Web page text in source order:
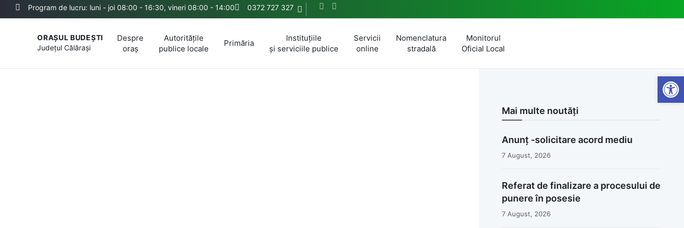
Program de lucru: luni - joi 08:00 - 16:30, vineri 08:00 - 14:00 0372 727 327
ORAȘUL BUDEȘTI
JudețulCălărași
Despre
oraș
Autoritățile
publice locale
Primăria
Instituțiile
și serviciile publice
Servicii
online
Nomenclatura
stradală
Monitorul
Oficial Local
Mai multe noutăți
Anunț -solicitare acord mediu
7 August, 2026
Referat de finalizare a procesului de
punere în posesie
7 August, 2026